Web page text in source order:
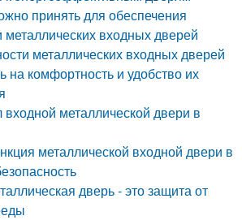
принять для обеспечения
металлических входных дверей
металлических входных дверей
на комфортность и удобство их
металлической двери в
металлической входной двери в
дверь - это защита от